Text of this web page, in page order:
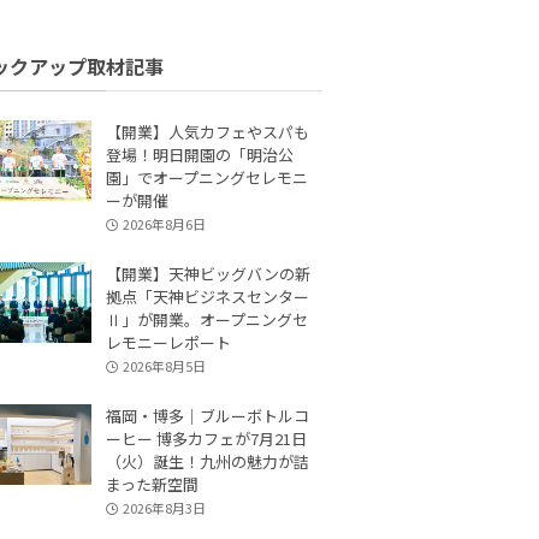
クアップ取材記事
【開業】人気カフェやスパも
登場！明日開園の「明治公
園」でオープニングセレモニ
ーが開催
2026年8月6日
【開業】天神ビッグバンの新
拠点「天神ビジネスセンター
Ⅱ」が開業。オープニングセ
レモニーレポート
2026年8月5日
福岡・博多｜ブルーボトルコ
ーヒー 博多カフェが7月21日
（火）誕生！九州の魅力が詰
まった新空間
2026年8月3日